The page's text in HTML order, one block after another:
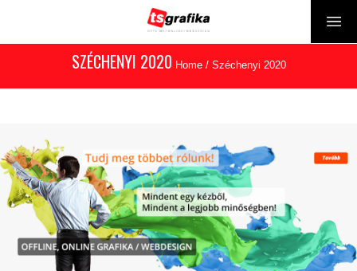
SZÉCHENYI 2020 Home/ Széchenyi 2020